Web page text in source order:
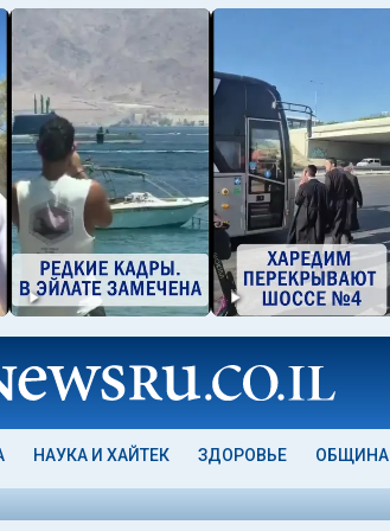
НАУКА И ХАЙТЕК ЗДОРОВЬЕ ОБЩИНА